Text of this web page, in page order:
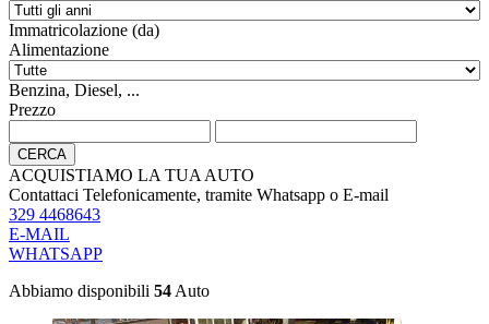
Immatricolazione (da)
Alimentazione
Benzina, Diesel, ...
Prezzo
CERCA
ACQUISTIAMO LA TUA AUTO
Contattaci Telefonicamente, tramite Whatsapp o E-mail
329 4468643
E-MAIL
WHATSAPP
Abbiamo disponibili 54 Auto